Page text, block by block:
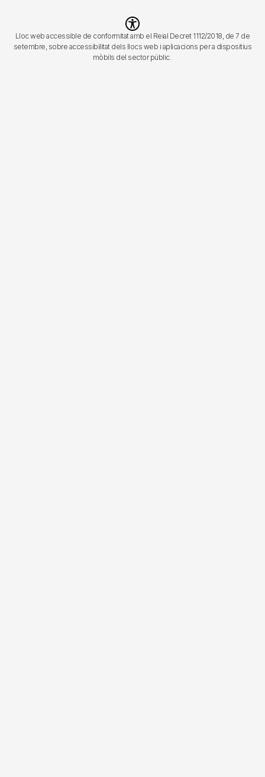
Imagen
Lloc web accessible de conformitat amb el Reial Decret 1112/2018, de 7 de
setembre, sobre accessibilitat dels llocs web i aplicacions per a dispositius
mòbils del sector públic.